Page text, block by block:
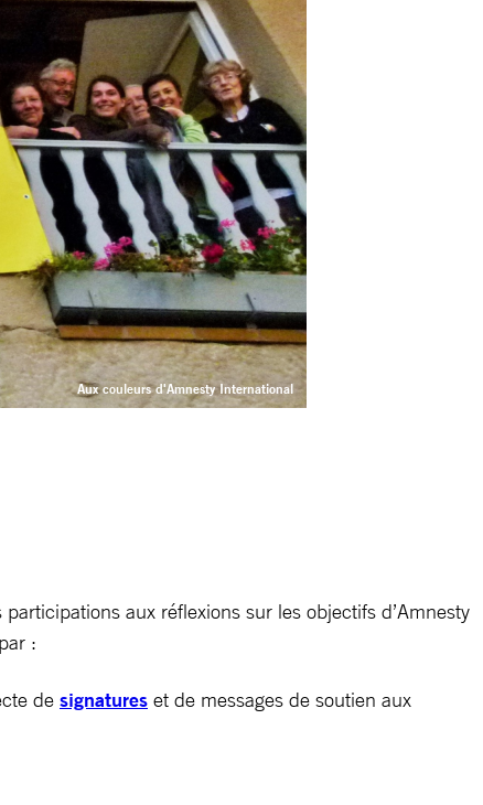
Aux couleurs d'Amnesty International
aux réflexions sur les objectifs d’Amnesty
:
de signatures et de messages de soutien aux